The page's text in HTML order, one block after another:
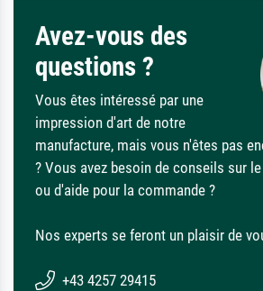
Avez-vous des
questions ?
Vous êtes intéressé par une
impression d'art de notre
manufacture, mais vous n'êtes pas
? Vous avez besoin de conseils sur
ou d'aide pour la commande ?
Nos experts se feront un plaisir de
+43 4257 29415